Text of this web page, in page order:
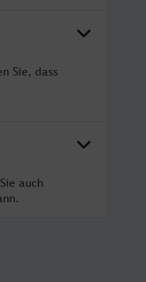
Sie, dass
auch